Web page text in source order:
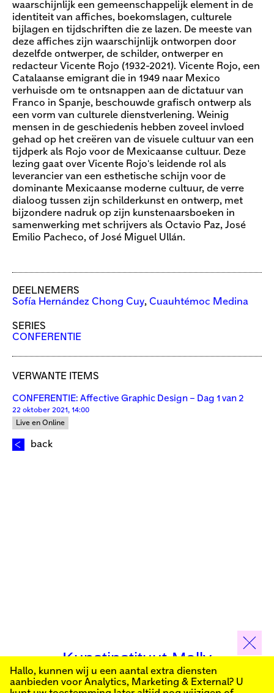
waarschijnlijk een gemeenschappelijk element in de
identiteit van affiches, boekomslagen, culturele
bijlagen en tijdschriften die ze lazen. De meeste van
deze affiches zijn waarschijnlijk ontworpen door
dezelfde ontwerper, de schilder, ontwerper en
redacteur Vicente Rojo (1932-2021). Vicente Rojo, een
Catalaanse emigrant die in 1949 naar Mexico
verhuisde om te ontsnappen aan de dictatuur van
Franco in Spanje, beschouwde grafisch ontwerp als
een vorm van culturele dienstverlening. Weinig
mensen in de geschiedenis hebben zoveel invloed
gehad op het creëren van de visuele cultuur van een
tijdperk als Rojo voor de Mexicaanse cultuur. Deze
lezing gaat over Vicente Rojo's leidende rol als
leverancier van een esthetische schijn voor de
dominante Mexicaanse moderne cultuur, de verre
dialoog tussen zijn schilderkunst en ontwerp, met
bijzondere nadruk op zijn kunstenaarsboeken in
samenwerking met schrijvers als Octavio Paz, José
Emilio Pacheco, of José Miguel Ullán.
DEELNEMERS
Sofía Hernández Chong Cuy, Cuauhtémoc Medina
SERIES
CONFERENTIE
VERWANTE ITEMS
CONFERENTIE: Affective Graphic Design – Dag 1 van 2
22 oktober 2021, 14:00
Live en Online
back
Kunstinstituut Melly
Schrijf je in voor onze nieuwsbrief om op de hoogte
Hallo, kunnen wij u een aantal extra diensten
aanbieden voor Analytics, Marketing & External? U